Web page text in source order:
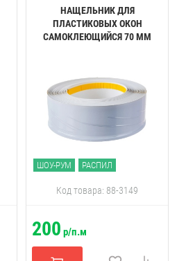
НАЩЕЛЬНИК ДЛЯ
ПЛАСТИКОВЫХ ОКОН
САМОКЛЕЮЩИЙСЯ 70 ММ
ШОУ-РУМ РАСПИЛ
Код товара: 88-3149
200 р/п.м